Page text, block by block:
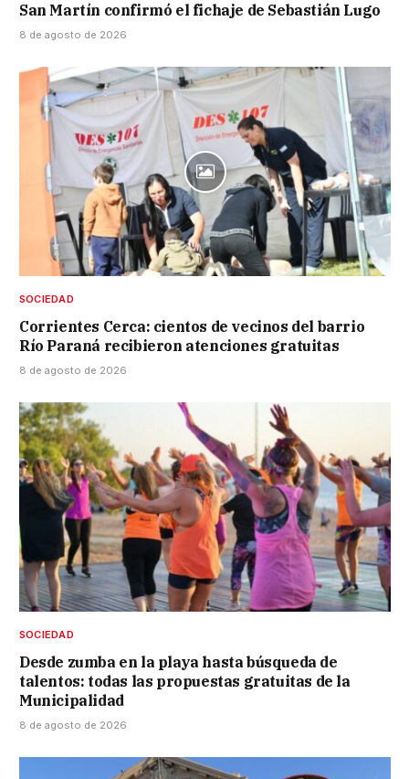
San Martín confirmó el fichaje de Sebastián Lugo
8 de agosto de 2026
SOCIEDAD
Corrientes Cerca: cientos de vecinos del barrio
Río Paraná recibieron atenciones gratuitas
8 de agosto de 2026
SOCIEDAD
Desde zumba en la playa hasta búsqueda de
talentos: todas las propuestas gratuitas de la
Municipalidad
8 de agosto de 2026